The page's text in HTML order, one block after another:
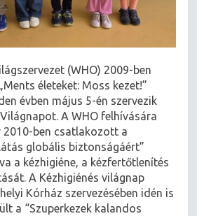
(WHO) 2009-ben
életeket: Moss kezet!”
évben május 5-én szervezik
A WHO felhívására
ben csatlakozott a
globális biztonságáért”
a kézhigiéne, a kézfertőtlenítés
A Kézhigiénés világnap
Kórház szervezésében idén is
a “Szuperkezek kalandos